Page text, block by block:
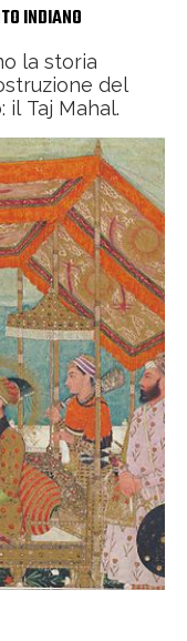
INDIANO
la storia
del
Taj Mahal.